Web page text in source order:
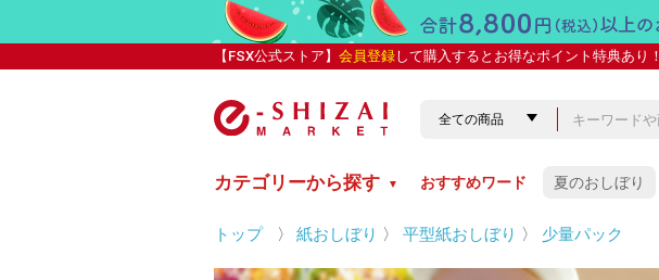
【FSX公式ストア】 会員登録して購入するとお得なポイント特典あり！
カテゴリーから探す ▼ おすすめワード 夏のおしぼり
トップ 〉 紙おしぼり 〉 平型紙おしぼり 〉 少量パック